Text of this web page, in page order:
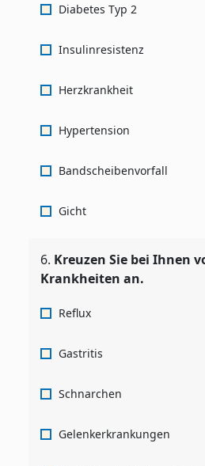
Diabetes Typ 2
Insulinresistenz
Herzkrankheit
Hypertension
Bandscheibenvorfall
Gicht
6. Kreuzen Sie bei Ihnen
Krankheiten an.
Reflux
Gastritis
Schnarchen
Gelenkerkrankungen